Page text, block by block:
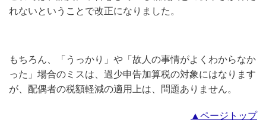
れないということで改正になりました。
もちろん、「うっかり」や「故人の事情がよくわからなか
った」場合のミスは、過少申告加算税の対象にはなります
が、配偶者の税額軽減の適用上は、問題ありません。
▲ページトップ